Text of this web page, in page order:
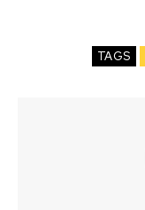
TAGS